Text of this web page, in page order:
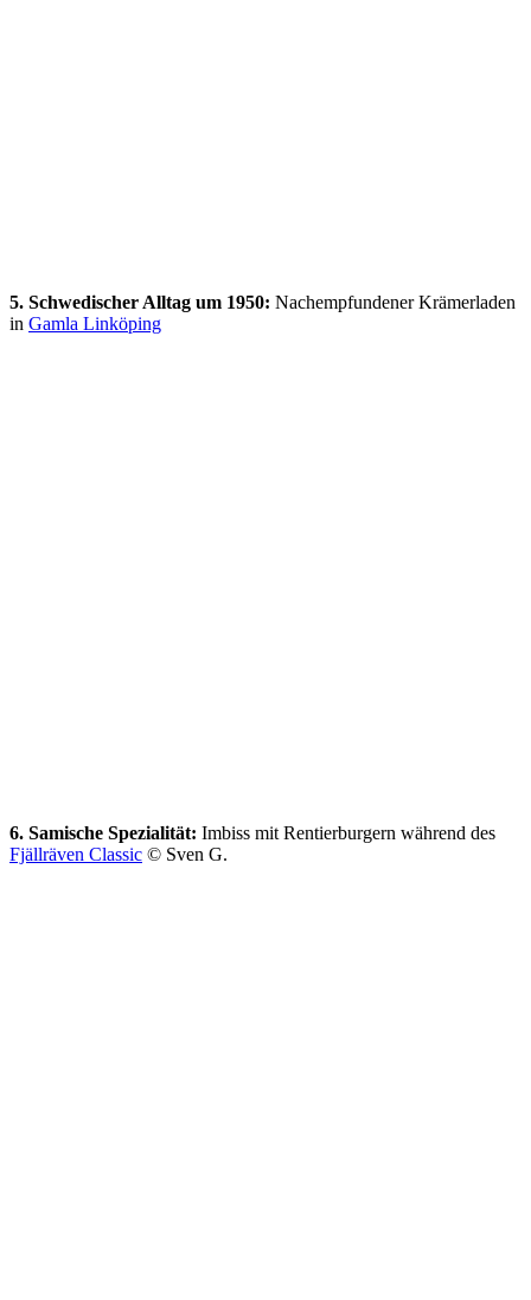
5. Schwedischer Alltag um 1950: Nachempfundener Krämerladen
in Gamla Linköping
6. Samische Spezialität: Imbiss mit Rentierburgern während des
Fjällräven Classic © Sven G.